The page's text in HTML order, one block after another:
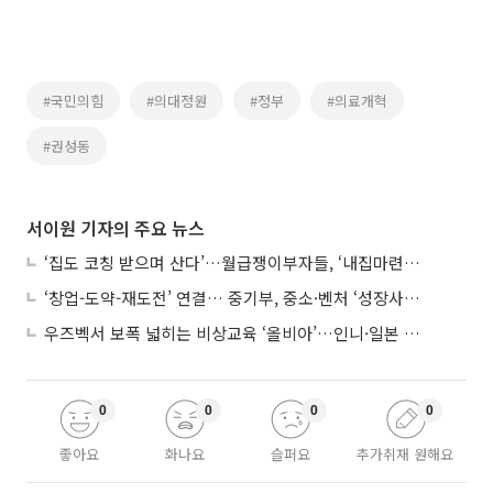
#국민의힘 #의대정원 #정부 #의료개혁
#권성동
서이원 기자의 주요 뉴스
‘집도 코칭 받으며 산다’…월급쟁이부자들, ‘내집마련’ 신청 증가세
‘창업-도약-재도전’ 연결… 중기부, 중소·벤처 ‘성장사다리’ 짓는다
우즈벡서 보폭 넓히는 비상교육 ‘올비아’…인니·일본 진출 타진
좋아요
0
화나요
0
슬퍼요
0
추가취재 원해요
0